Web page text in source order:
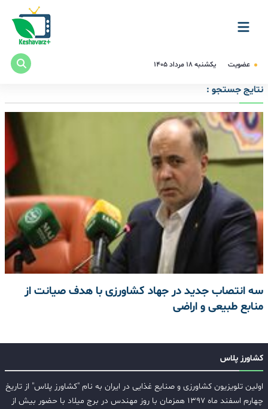
عضویت یکشنبه ۱۸ مرداد ۱۴۰۵
نتایج جستجو :
سه انتصاب جدید در جهاد کشاورزی با هدف صیانت از
منابع طبیعی و اراضی
کشاورز پلاس
اولین تلویزیون کشاورزی و صنایع غذایی در ایران به نام "کشاورز پلاس" از تاریخ
چهارم اسفند ماه ۱۳۹۷ همزمان با روز مهندس در برج میلاد با حضور بیش از